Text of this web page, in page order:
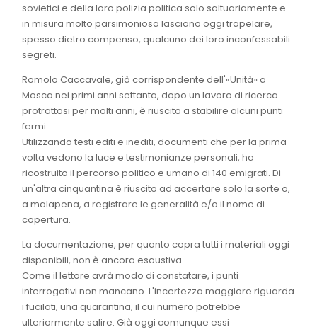
sovietici e della loro polizia politica solo saltuariamente e
in misura molto parsimoniosa lasciano oggi trapelare,
spesso dietro compenso, qualcuno dei loro inconfessabili
segreti.
Romolo Caccavale, già corrispondente dell'«Unità» a
Mosca nei primi anni settanta, dopo un lavoro di ricerca
protrattosi per molti anni, è riuscito a stabilire alcuni punti
fermi.
Utilizzando testi editi e inediti, documenti che per la prima
volta vedono la luce e testimonianze personali, ha
ricostruito il percorso politico e umano di 140 emigrati. Di
un'altra cinquantina è riuscito ad accertare solo la sorte o,
a malapena, a registrare le generalità e/o il nome di
copertura.
La documentazione, per quanto copra tutti i materiali oggi
disponibili, non è ancora esaustiva.
Come il lettore avrà modo di constatare, i punti
interrogativi non mancano. L'incertezza maggiore riguarda
i fucilati, una quarantina, il cui numero potrebbe
ulteriormente salire. Già oggi comunque essi